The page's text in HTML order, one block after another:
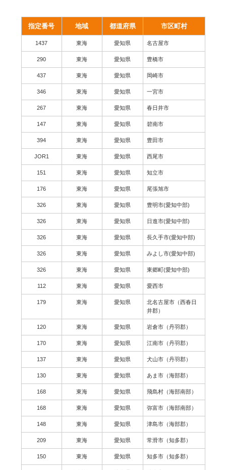
指定番号 地域 都道府県 市区町村
1437 東海 愛知県 名古屋市
290 東海 愛知県 豊橋市
437 東海 愛知県 岡崎市
346 東海 愛知県 一宮市
267 東海 愛知県 春日井市
147 東海 愛知県 碧南市
394 東海 愛知県 豊田市
JOR1 東海 愛知県 西尾市
151 東海 愛知県 知立市
176 東海 愛知県 尾張旭市
326 東海 愛知県 豊明市(愛知中部)
326 東海 愛知県 日進市(愛知中部)
326 東海 愛知県 長久手市(愛知中部)
326 東海 愛知県 みよし市(愛知中部)
326 東海 愛知県 東郷町(愛知中部)
112 東海 愛知県 愛西市
179 東海 愛知県
北名古屋市（西春日
井郡）
120 東海 愛知県 岩倉市（丹羽郡）
170 東海 愛知県 江南市（丹羽郡）
137 東海 愛知県 犬山市（丹羽郡）
130 東海 愛知県 あま市（海部郡）
168 東海 愛知県 飛島村（海部南部）
168 東海 愛知県 弥富市（海部南部）
148 東海 愛知県 津島市（海部郡）
209 東海 愛知県 常滑市（知多郡）
150 東海 愛知県 知多市（知多郡）